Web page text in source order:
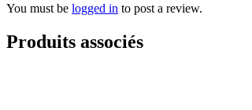
You must be logged in to post a review.
Produits associés